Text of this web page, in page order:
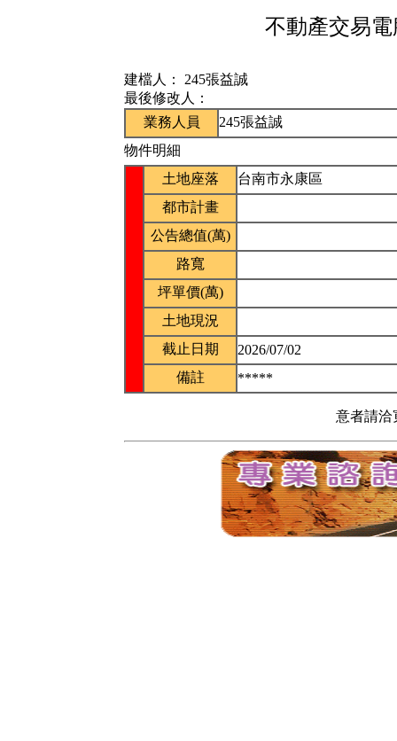
不動產交易
建檔人： 245張益誠
最後修改人：
業務人員
245張益誠
物件明細
土地座落
台南市永康區
都市計畫
公告總值(萬)
路寬
坪單價(萬)
土地現況
截止日期
2026/07/02
備註
*****
意者請洽